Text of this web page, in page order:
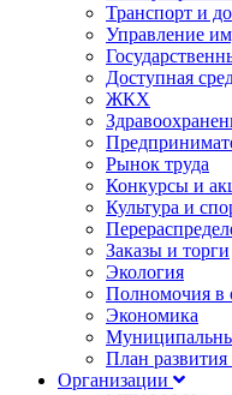
Транспорт и
Управление
Доступная
ЖКХ
Рынок труда
Конкурсы и
Культура и
Заказы и торги
Экология
Полномочия в
Экономика
План
Организации